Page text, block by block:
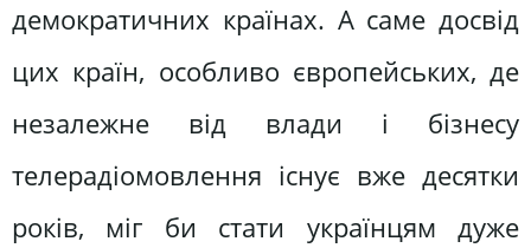
демократичних країнах. А саме досвід
цих країн, особливо європейських, де
незалежне від влади і бізнесу
телерадіомовлення існує вже десятки
років, міг би стати українцям дуже